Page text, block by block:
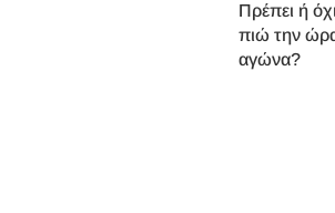
Πρέπει ή
πιώ την
αγώνα?